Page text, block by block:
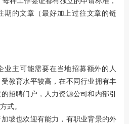
期的文章（最好加上过往文章的链
业主可能需要在当地招募额外的人
教育水平较高，在不同行业拥有丰
招聘门户，人力资源公司和内部引
式。
坡也欢迎有能力，有职业背景的外